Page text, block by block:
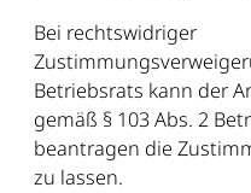
Bei rechtswidriger
Betriebsrats kann der
gemäß § 103 Abs. 2
beantragen die
zu lassen.